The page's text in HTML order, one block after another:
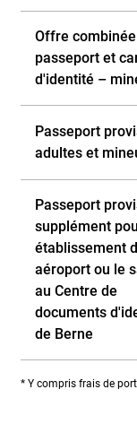
Offre combinée
passeport et
d'identité –
Passeport
adultes et
Passeport
supplément
établissement
aéroport ou le
au Centre de
documents
de Berne
* Y compris frais de